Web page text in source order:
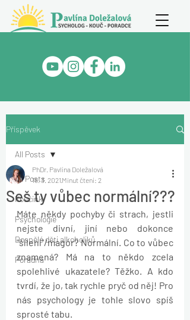
Příspěvek
All Posts
Koučink
Psychologie
Dospělé děti alkoholiků
Poradna
All Posts
Seš ty vůbec normální???
PhDr. Pavlína Doležalová
18. 3. 2021 Minut čtení: 2
Máte někdy pochyby či strach, jestli
nejste divní, jiní nebo dokonce
"šílení"/magor? Normální. Co to vůbec
znamená? Má na to někdo zcela
spolehlivé ukazatele? Těžko. A kdo
tvrdí, že jo, tak rychle pryč od něj! Pro
nás psychology je tohle slovo spíš
sprosté tabu.